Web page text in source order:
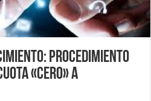
procedimiento
«cero» a